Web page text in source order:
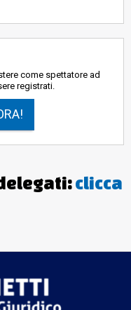
come spettatore ad
registrati.
clicca